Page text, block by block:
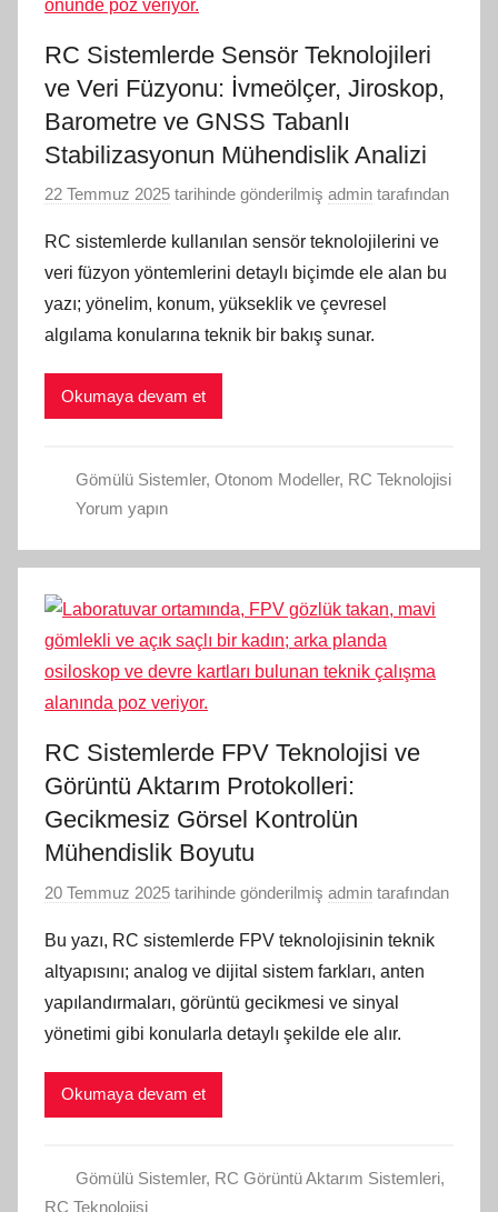
RC Sistemlerde Sensör Teknolojileri
ve Veri Füzyonu: İvmeölçer, Jiroskop,
Barometre ve GNSS Tabanlı
Stabilizasyonun Mühendislik Analizi
22 Temmuz 2025 tarihinde gönderilmiş admin tarafından
RC sistemlerde kullanılan sensör teknolojilerini ve
veri füzyon yöntemlerini detaylı biçimde ele alan bu
yazı; yönelim, konum, yükseklik ve çevresel
algılama konularına teknik bir bakış sunar.
Okumaya devam et
Gömülü Sistemler, Otonom Modeller, RC Teknolojisi
Yorum yapın
RC Sistemlerde FPV Teknolojisi ve
Görüntü Aktarım Protokolleri:
Gecikmesiz Görsel Kontrolün
Mühendislik Boyutu
20 Temmuz 2025 tarihinde gönderilmiş admin tarafından
Bu yazı, RC sistemlerde FPV teknolojisinin teknik
altyapısını; analog ve dijital sistem farkları, anten
yapılandırmaları, görüntü gecikmesi ve sinyal
yönetimi gibi konularla detaylı şekilde ele alır.
Okumaya devam et
Gömülü Sistemler, RC Görüntü Aktarım Sistemleri,
RC Teknolojisi